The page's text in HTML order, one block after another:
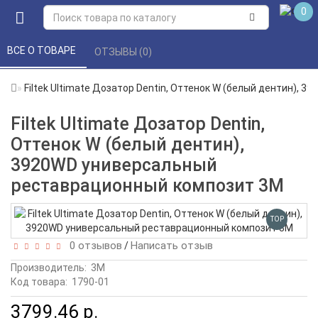
0
Filtek Ultimate Дозатор Dentin, Оттенок W (белый дентин),
Filtek Ultimate Дозатор Dentin,
Оттенок W (белый дентин),
3920WD универсальный
реставрационный композит 3M
ВСЕ О ТОВАРЕ ОТЗЫВЫ (0)
TOP
0 отзывов /Написать отзыв
Производитель: 3М
Код товара: 1790-01
3799.46 р.